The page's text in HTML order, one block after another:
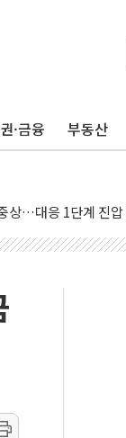
·금융 부동산
호르무즈 재개방 기
호조까지, 상승...호
임시 주총 기대감에
버리지 위험수위…
봐야, 경쟁상대 中과
함께하는 '선봉'의
에 새 안보 위기…
어선 구조
환·가축 피해 최소화